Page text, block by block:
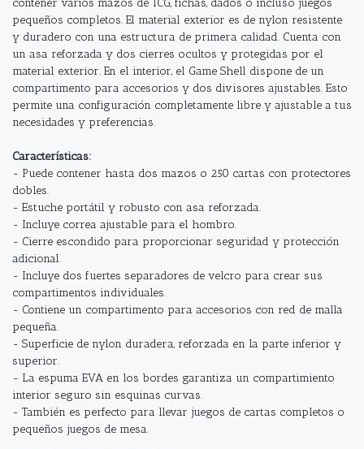
contener varios mazos de TCG, fichas, dados o incluso juegos
pequeños completos. El material exterior es de nylon resistente
y duradero con una estructura de primera calidad. Cuenta con
un asa reforzada y dos cierres ocultos y protegidas por el
material exterior. En el interior, el Game Shell dispone de un
compartimento para accesorios y dos divisores ajustables. Esto
permite una configuración completamente libre y ajustable a tus
necesidades y preferencias.
Características:
- Puede contener hasta dos mazos o 250 cartas con protectores
dobles.
- Estuche portátil y robusto con asa reforzada.
- Incluye correa ajustable para el hombro.
- Cierre escondido para proporcionar seguridad y protección
adicional.
- Incluye dos fuertes separadores de velcro para crear sus
compartimentos individuales.
- Contiene un compartimento para accesorios con red de malla
pequeña.
- Superficie de nylon duradera, reforzada en la parte inferior y
superior.
- La espuma EVA en los bordes garantiza un compartimiento
interior seguro sin esquinas curvas.
- También es perfecto para llevar juegos de cartas completos o
pequeños juegos de mesa.